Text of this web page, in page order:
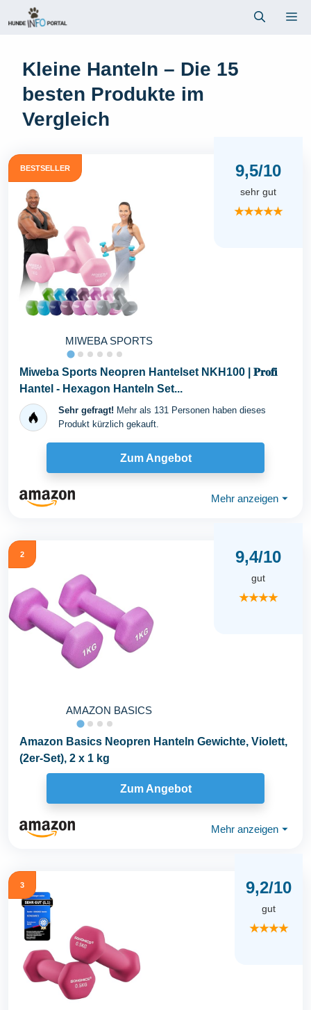
Inhalt
Kleine Hanteln – Die 15
besten Produkte im
Vergleich
BESTSELLER
MIWEBA SPORTS
9,5/10
sehr gut
★★★★★
Miweba Sports Neopren Hantelset NKH100 | 𝐏𝐫𝐨𝐟𝐢
Hantel - Hexagon Hanteln Set...
Sehr gefragt! Mehr als 131 Personen haben dieses
Produkt kürzlich gekauft.
Zum Angebot
Mehr anzeigen ⏷
2
AMAZON BASICS
9,4/10
gut
★★★★
Amazon Basics Neopren Hanteln Gewichte, Violett,
(2er-Set), 2 x 1 kg
Zum Angebot
Mehr anzeigen ⏷
3 9,2/10
gut
★★★★